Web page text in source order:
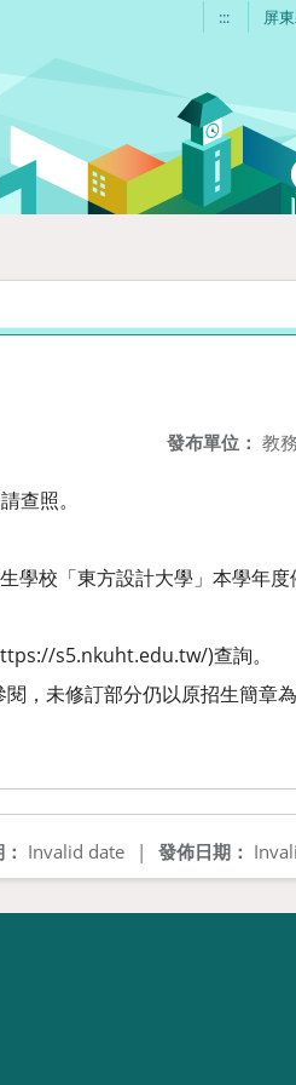
::: 屏
發布單位： 教
查照。
學校「東方設計大學」本學年度
s5.nkuht.edu.tw/)查詢。
，未修訂部分仍以原招生簡章為
發佈日期：
Invalid date |